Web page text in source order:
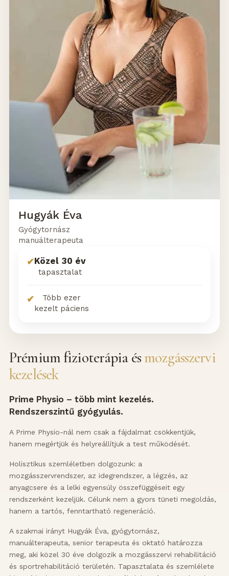
Hugyák Éva
Gyógytornász
manuálterapeuta
✔Közel 30 év
tapasztalat
✔
Több ezer
kezelt páciens
Prémium fizioterápia ésmozgásszervi
kezelések
Prime Physio – több mint kezelés.
Rendszerszintű gyógyulás.
A Prime Physio-nál nem csak a fájdalmat csökkentjük,
hanem megértjük és helyreállítjuk a test működését.
Holisztikus szemléletben dolgozunk: a
mozgásszervrendszer, az idegrendszer, a légzés, az
anyagcsere és a lelki egyensúly összefüggéseit egy
rendszerként kezeljük. Célunk nem a gyors tüneti megoldás,
hanem a tartós, fenntartható regeneráció.
A szakmai irányt Hugyák Éva, gyógytornász,
manuálterapeuta, senior terapeuta és oktató határozza
meg, aki közel 30 éve dolgozik a mozgásszervi rehabilitáció
és sportrehabilitáció területén. Tapasztalata és szemlélete